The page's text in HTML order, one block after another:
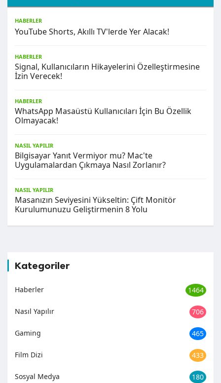
HABERLER
YouTube Shorts, Akıllı TV'lerde Yer Alacak!
HABERLER
Signal, Kullanıcıların Hikayelerini Özelleştirmesine
İzin Verecek!
HABERLER
WhatsApp Masaüstü Kullanıcıları İçin Bu Özellik
Olmayacak!
NASIL YAPILIR
Bilgisayar Yanıt Vermiyor mu? Mac'te
Uygulamalardan Çıkmaya Nasıl Zorlanır?
NASIL YAPILIR
Masanızın Seviyesini Yükseltin: Çift Monitör
Kurulumunuzu Geliştirmenin 8 Yolu
Kategoriler
Haberler 1464
Nasıl Yapılır 706
Gaming 465
Film Dizi 433
Sosyal Medya 180